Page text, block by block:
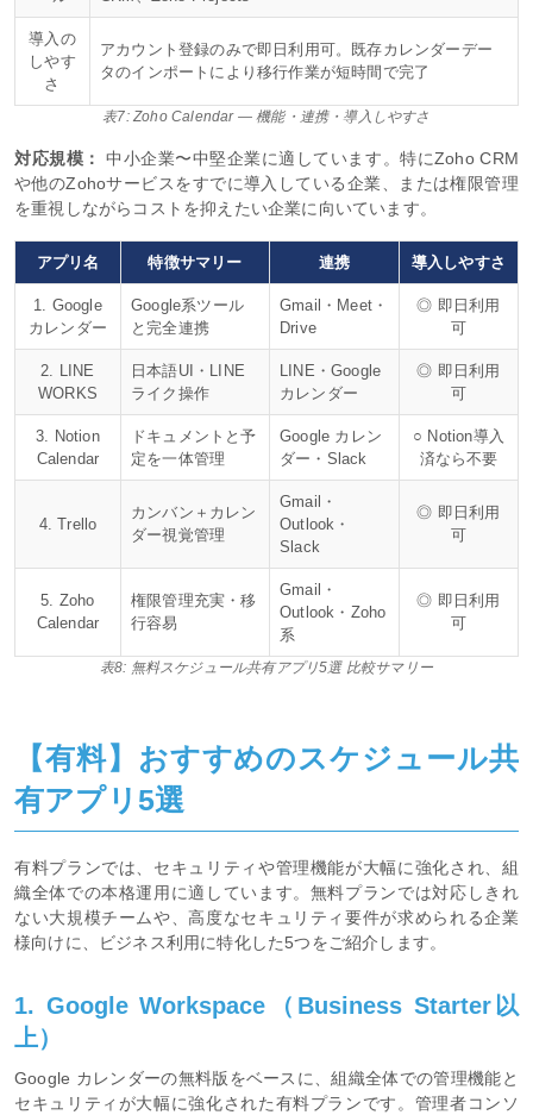
導入の
しやす
さ
アカウント登録のみで即日利用可。既存カレンダーデー
タのインポートにより移行作業が短時間で完了
表7: Zoho Calendar — 機能・連携・導入しやすさ
対応規模：
中小企業〜中堅企業に適しています。特にZoho CRM
や他のZohoサービスをすでに導入している企業、または権限管理
を重視しながらコストを抑えたい企業に向いています。
アプリ名 特徴サマリー 連携 導入しやすさ
1. Google
カレンダー
Google系ツール
と完全連携
Gmail・Meet・
Drive
◎ 即日利用
可
2. LINE
WORKS
日本語UI・LINE
ライク操作
LINE・Google
カレンダー
◎ 即日利用
可
3. Notion
Calendar
ドキュメントと予
定を一体管理
Google カレン
ダー・Slack
○ Notion導入
済なら不要
4. Trello
カンバン＋カレン
ダー視覚管理
Gmail・
Outlook・
Slack
◎ 即日利用
可
5. Zoho
Calendar
権限管理充実・移
行容易
Gmail・
Outlook・Zoho
系
◎ 即日利用
可
表8: 無料スケジュール共有アプリ5選 比較サマリー
【有料】おすすめのスケジュール共
有アプリ5選
有料プランでは、セキュリティや管理機能が大幅に強化され、組
織全体での本格運用に適しています。無料プランでは対応しきれ
ない大規模チームや、高度なセキュリティ要件が求められる企業
様向けに、ビジネス利用に特化した5つをご紹介します。
1. Google Workspace（Business Starter以
上）
Google カレンダーの無料版をベースに、組織全体での管理機能と
セキュリティが大幅に強化された有料プランです。管理者コンソ